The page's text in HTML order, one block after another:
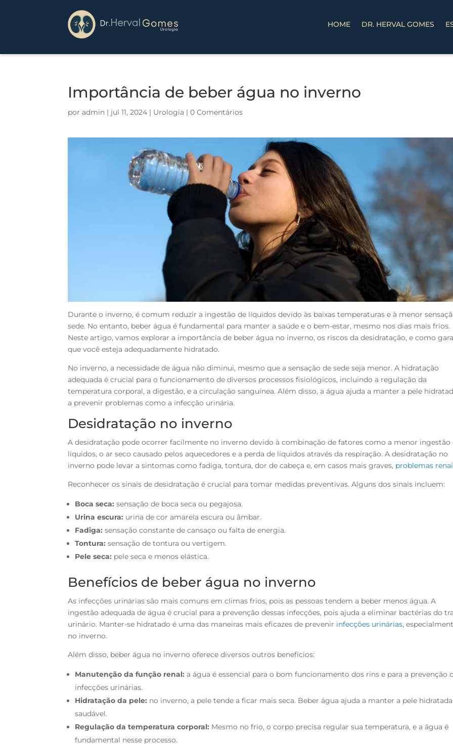
HOME DR. HERVAL GOMES
Importância de beber água no inverno
poradmin | jul 11, 2024 | Urologia |0 Comentários
Durante o inverno, é comum reduzir a ingestão de líquidos devido às baixas temperaturas e à menor
sede. No entanto, beber água é fundamental para manter a saúde e o bem-estar, mesmo nos dias mais frios.
Neste artigo, vamos explorar a importância de beber água no inverno, os riscos da desidratação, e como
que você esteja adequadamente hidratado.
No inverno, a necessidade de água não diminui, mesmo que a sensação de sede seja menor. A hidratação
adequada é crucial para o funcionamento de diversos processos fisiológicos, incluindo a regulação da
temperatura corporal, a digestão, e a circulação sanguínea. Além disso, a água ajuda a manter a pele
a prevenir problemas como a infecção urinária.
Desidratação no inverno
A desidratação pode ocorrer facilmente no inverno devido à combinação de fatores como a menor ingestão
líquidos, o ar seco causado pelos aquecedores e a perda de líquidos através da respiração. A desidratação no
inverno pode levar a sintomas como fadiga, tontura, dor de cabeça e, em casos mais graves, problemas
Reconhecer os sinais de desidratação é crucial para tomar medidas preventivas. Alguns dos sinais incluem:
Boca seca: sensação de boca seca ou pegajosa.
Urina escura: urina de cor amarela escura ou âmbar.
Fadiga: sensação constante de cansaço ou falta de energia.
Tontura: sensação de tontura ou vertigem.
Pele seca: pele seca e menos elástica.
Benefícios de beber água no inverno
As infecções urinárias são mais comuns em climas frios, pois as pessoas tendem a beber menos água. A
ingestão adequada de água é crucial para a prevenção dessas infecções, pois ajuda a eliminar bactérias do
urinário. Manter-se hidratado é uma das maneiras mais eficazes de prevenir infecções urinárias,
no inverno.
Além disso, beber água no inverno oferece diversos outros benefícios:
Manutenção da função renal: a água é essencial para o bom funcionamento dos rins e para a prevenção
infecções urinárias.
Hidratação da pele: no inverno, a pele tende a ficar mais seca. Beber água ajuda a manter a pele
saudável.
Regulação da temperatura corporal: Mesmo no frio, o corpo precisa regular sua temperatura, e a água é
fundamental nesse processo.